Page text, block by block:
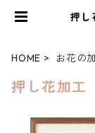
押
HOME お花の
押し花加工